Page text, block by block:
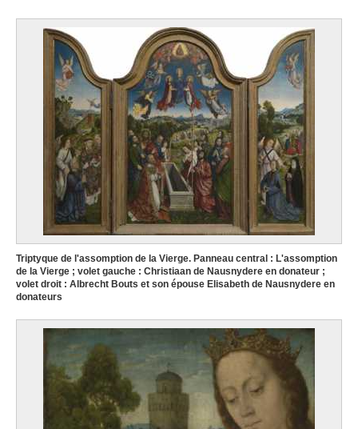
Triptyque de l'assomption de la Vierge. Panneau central : L'assomption
de la Vierge ; volet gauche : Christiaan de Nausnydere en donateur ;
volet droit : Albrecht Bouts et son épouse Elisabeth de Nausnydere en
donateurs